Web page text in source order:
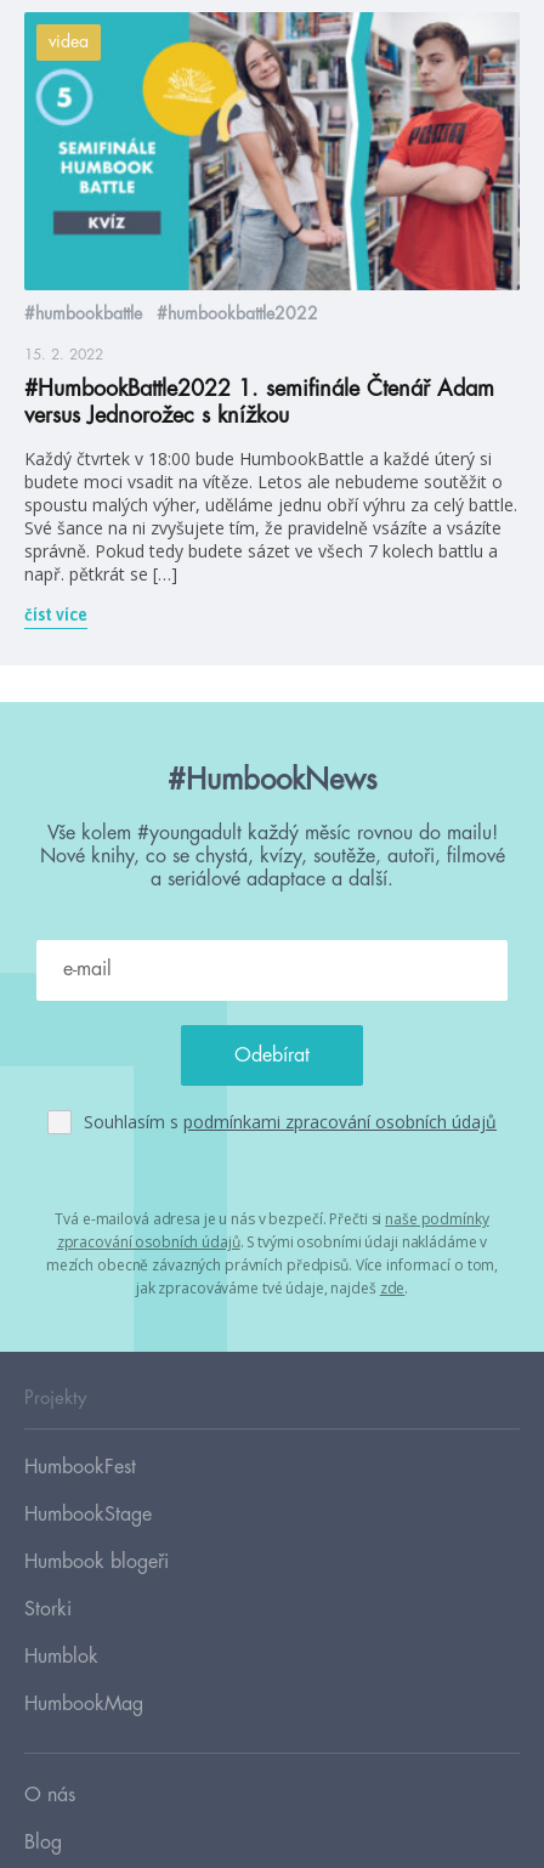
videa
#humbookbattle #humbookbattle2022
15. 2. 2022
#HumbookBattle2022 1. semifinále Čtenář Adam
versus Jednorožec s knížkou
Každý čtvrtek v 18:00 bude HumbookBattle a každé úterý si
budete moci vsadit na vítěze. Letos ale nebudeme soutěžit o
spoustu malých výher, uděláme jednu obří výhru za celý battle.
Své šance na ni zvyšujete tím, že pravidelně vsázíte a vsázíte
správně. Pokud tedy budete sázet ve všech 7 kolech battlu a
např. pětkrát se […]
číst více
#HumbookNews
Vše kolem #youngadult každý měsíc rovnou do mailu!
Nové knihy, co se chystá, kvízy, soutěže, autoři, filmové
a seriálové adaptace a další.
Souhlasím s podmínkami zpracování osobních údajů
Tvá e-mailová adresa je u nás v bezpečí. Přečti si naše podmínky
zpracování osobních údajů. S tvými osobními údaji nakládáme v
mezích obecně závazných právních předpisů. Více informací o tom,
jak zpracováváme tvé údaje, najdeš zde.
Projekty
HumbookFest
HumbookStage
Humbook blogeři
Storki
Humblok
HumbookMag
O nás
Blog